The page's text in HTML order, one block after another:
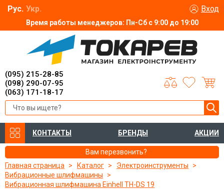
Время работы менеджеров: Пн-Сб с 9:00 до 19:00
Рус. Укр. Вход
(095) 215-28-85
(098) 290-07-95
(063) 171-18-17
КОНТАКТЫ БРЕНДЫ АКЦИИ
Вам перезвонить?
Главная страница
Каталог
Электроинструменты
Вибрационные шлифмашины
Вибрационная шлифмашина Einhell TH-DS 19